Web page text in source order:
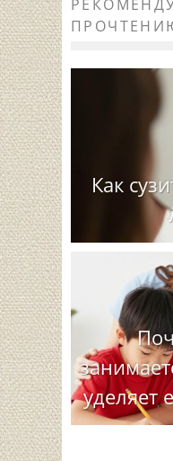
Как
уделяет